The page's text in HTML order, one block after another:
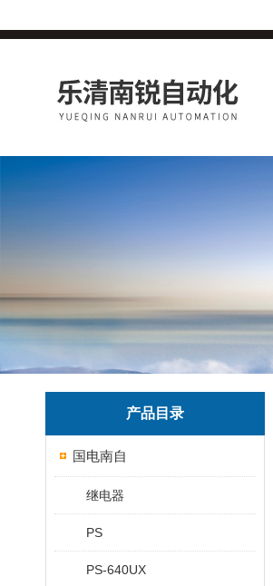
产品目录
国电南自
继电器
PS
PS-640UX